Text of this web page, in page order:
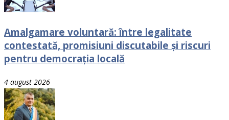
Amalgamare voluntară: între legalitate
contestată, promisiuni discutabile și riscuri
pentru democrația locală
4 august 2026